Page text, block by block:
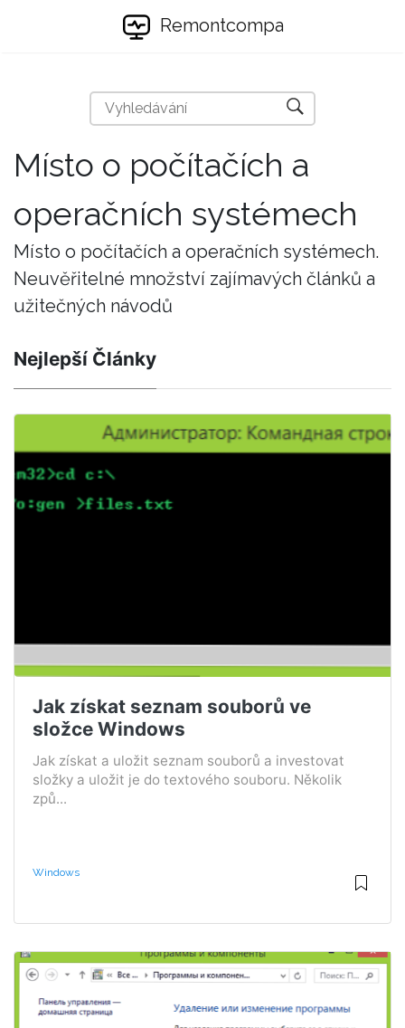
Remontcompa
Místo o počítačích a
operačních systémech
Místo o počítačích a operačních systémech.
Neuvěřitelné množství zajímavých článků a
užitečných návodů
Nejlepší Články
Jak získat seznam souborů ve
složce Windows
Jak získat a uložit seznam souborů a investovat
složky a uložit je do textového souboru. Několik
způ...
Windows